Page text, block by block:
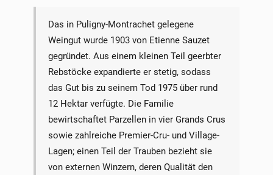
Das in Puligny-Montrachet gelegene
Weingut wurde 1903 von Etienne Sauzet
gegründet. Aus einem kleinen Teil geerbter
Rebstöcke expandierte er stetig, sodass
das Gut bis zu seinem Tod 1975 über rund
12 Hektar verfügte. Die Familie
bewirtschaftet Parzellen in vier Grands Crus
sowie zahlreiche Premier-Cru- und Village-
Lagen; einen Teil der Trauben bezieht sie
von externen Winzern, deren Qualität den